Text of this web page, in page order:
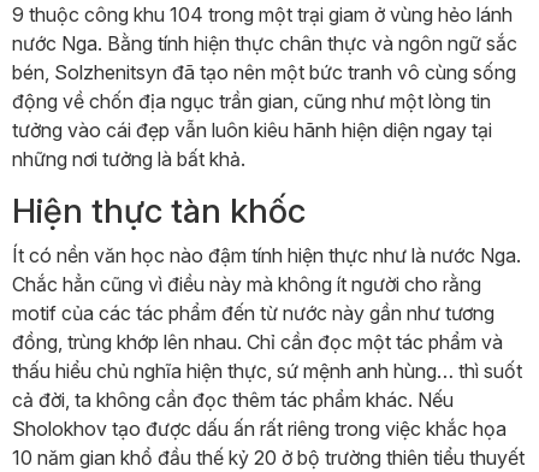
9 thuộc công khu 104 trong một trại giam ở vùng hẻo lánh
nước Nga. Bằng tính hiện thực chân thực và ngôn ngữ sắc
bén, Solzhenitsyn đã tạo nên một bức tranh vô cùng sống
động về chốn địa ngục trần gian, cũng như một lòng tin
tưởng vào cái đẹp vẫn luôn kiêu hãnh hiện diện ngay tại
những nơi tưởng là bất khả.
Hiện thực tàn khốc
Ít có nền văn học nào đậm tính hiện thực như là nước Nga.
Chắc hẳn cũng vì điều này mà không ít người cho rằng
motif của các tác phẩm đến từ nước này gần như tương
đồng, trùng khớp lên nhau. Chỉ cần đọc một tác phẩm và
thấu hiểu chủ nghĩa hiện thực, sứ mệnh anh hùng… thì suốt
cả đời, ta không cần đọc thêm tác phẩm khác. Nếu
Sholokhov tạo được dấu ấn rất riêng trong việc khắc họa
10 năm gian khổ đầu thế kỷ 20 ở bộ trường thiên tiểu thuyết